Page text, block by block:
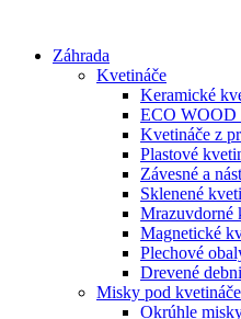
obsah
Záhrada
Kvetináče
Keramické
ECO WOOD
Kvetináče z
Plastové
Závesné a
Sklenené
Mrazuvdorné
Magnetické
Plechové
Drevené
Misky pod kvetináče
Okrúhle